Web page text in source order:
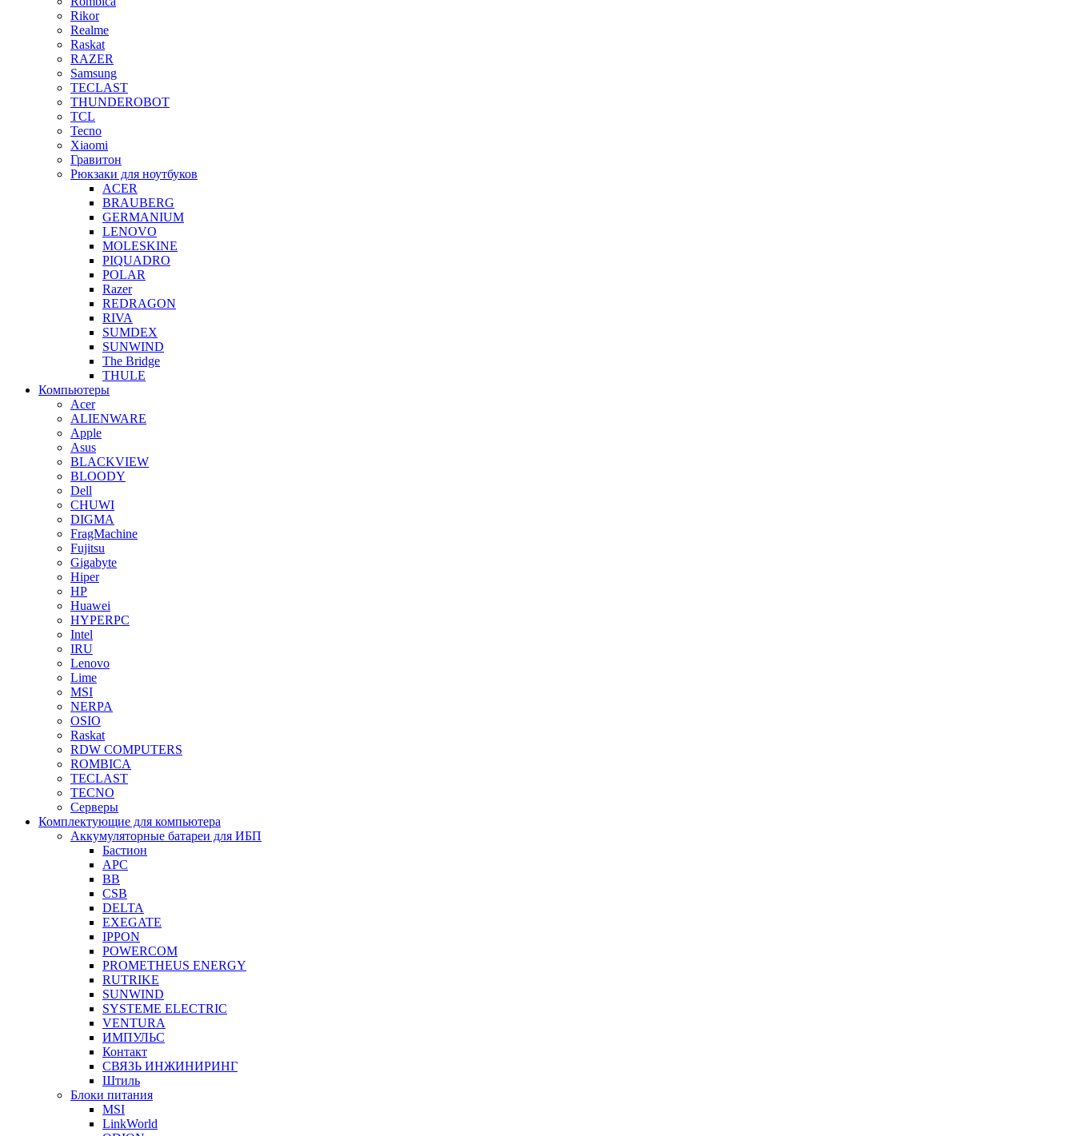
Rikor
Realme
Raskat
RAZER
Samsung
TECLAST
THUNDEROBOT
TCL
Tecno
Xiaomi
Гравитон
Рюкзаки для ноутбуков
ACER
BRAUBERG
GERMANIUM
LENOVO
MOLESKINE
PIQUADRO
POLAR
Razer
REDRAGON
RIVA
SUMDEX
SUNWIND
The Bridge
THULE
Компьютеры
Acer
ALIENWARE
Apple
Asus
BLACKVIEW
BLOODY
Dell
CHUWI
DIGMA
FragMachine
Fujitsu
Gigabyte
Hiper
HP
Huawei
HYPERPC
Intel
IRU
Lenovo
Lime
MSI
NERPA
OSIO
Raskat
RDW COMPUTERS
ROMBICA
TECLAST
TECNO
Серверы
Комплектующие для компьютера
Аккумуляторные батареи для ИБП
Бастион
APC
BB
CSB
DELTA
EXEGATE
IPPON
POWERCOM
PROMETHEUS ENERGY
RUTRIKE
SUNWIND
SYSTEME ELECTRIC
VENTURA
ИМПУЛЬС
Контакт
СВЯЗЬ ИНЖИНИРИНГ
Штиль
Блоки питания
MSI
LinkWorld